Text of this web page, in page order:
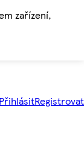
zařízení,
PřihlásitRegistrovat